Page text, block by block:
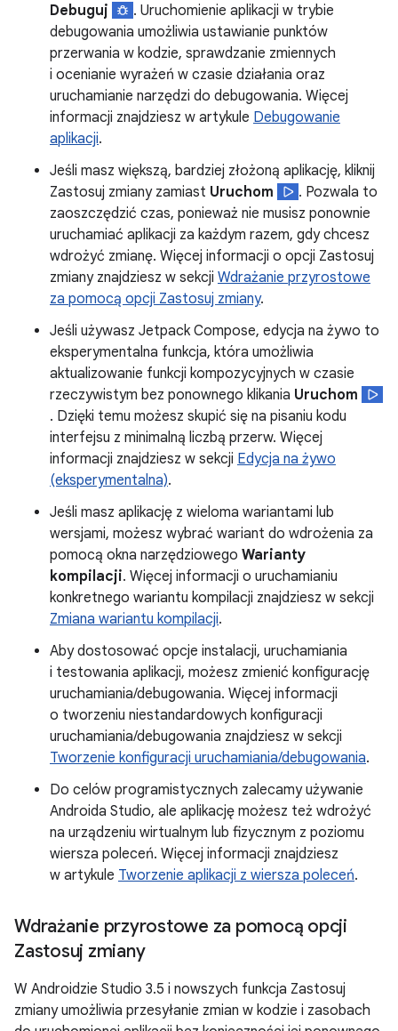
Debuguj
. Uruchomienie aplikacji w trybie
debugowania umożliwia ustawianie punktów
przerwania w kodzie, sprawdzanie zmiennych
i ocenianie wyrażeń w czasie działania oraz
uruchamianie narzędzi do debugowania. Więcej
informacji znajdziesz w artykule Debugowanie
aplikacji.
Jeśli masz większą, bardziej złożoną aplikację, kliknij
Zastosuj zmiany zamiast Uruchom
. Pozwala to
zaoszczędzić czas, ponieważ nie musisz ponownie
uruchamiać aplikacji za każdym razem, gdy chcesz
wdrożyć zmianę. Więcej informacji o opcji Zastosuj
zmiany znajdziesz w sekcji Wdrażanie przyrostowe
za pomocą opcji Zastosuj zmiany.
Jeśli używasz Jetpack Compose, edycja na żywo to
eksperymentalna funkcja, która umożliwia
aktualizowanie funkcji kompozycyjnych w czasie
rzeczywistym bez ponownego klikania Uruchom
. Dzięki temu możesz skupić się na pisaniu kodu
interfejsu z minimalną liczbą przerw. Więcej
informacji znajdziesz w sekcji Edycja na żywo
(eksperymentalna).
Jeśli masz aplikację z wieloma wariantami lub
wersjami, możesz wybrać wariant do wdrożenia za
pomocą okna narzędziowego Warianty
kompilacji. Więcej informacji o uruchamianiu
konkretnego wariantu kompilacji znajdziesz w sekcji
Zmiana wariantu kompilacji.
Aby dostosować opcje instalacji, uruchamiania
i testowania aplikacji, możesz zmienić konfigurację
uruchamiania/debugowania. Więcej informacji
o tworzeniu niestandardowych konfiguracji
uruchamiania/debugowania znajdziesz w sekcji
Tworzenie konfiguracji uruchamiania/debugowania.
Do celów programistycznych zalecamy używanie
Androida Studio, ale aplikację możesz też wdrożyć
na urządzeniu wirtualnym lub fizycznym z poziomu
wiersza poleceń. Więcej informacji znajdziesz
w artykule Tworzenie aplikacji z wiersza poleceń.
Wdrażanie przyrostowe za pomocą opcji
Zastosuj zmiany
W Androidzie Studio 3.5 i nowszych funkcja Zastosuj
zmiany umożliwia przesyłanie zmian w kodzie i zasobach